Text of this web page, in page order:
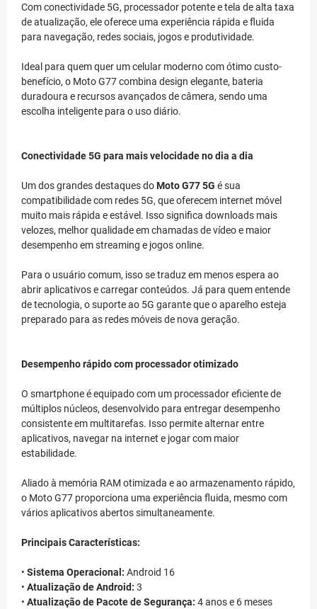
Com conectividade 5G, processador potente e tela de alta taxa
de atualização, ele oferece uma experiência rápida e fluida
para navegação, redes sociais, jogos e produtividade.
Ideal para quem quer um celular moderno com ótimo custo-
benefício, o Moto G77 combina design elegante, bateria
duradoura e recursos avançados de câmera, sendo uma
escolha inteligente para o uso diário.
Conectividade 5G para mais velocidade no dia a dia
Um dos grandes destaques doMoto G77 5G é sua
compatibilidade com redes 5G, que oferecem internet móvel
muito mais rápida e estável. Isso significa downloads mais
velozes, melhor qualidade em chamadas de vídeo e maior
desempenho em streaming e jogos online.
Para o usuário comum, isso se traduz em menos espera ao
abrir aplicativos e carregar conteúdos. Já para quem entende
de tecnologia, o suporte ao 5G garante que o aparelho esteja
preparado para as redes móveis de nova geração.
Desempenho rápido com processador otimizado
O smartphone é equipado com um processador eficiente de
múltiplos núcleos, desenvolvido para entregar desempenho
consistente em multitarefas. Isso permite alternar entre
aplicativos, navegar na internet e jogar com maior
estabilidade.
Aliado à memória RAM otimizada e ao armazenamento rápido,
o Moto G77 proporciona uma experiência fluida, mesmo com
vários aplicativos abertos simultaneamente.
Principais Características:
• Sistema Operacional: Android 16
• Atualização de Android: 3
• Atualização de Pacote de Segurança: 4 anos e 6 meses